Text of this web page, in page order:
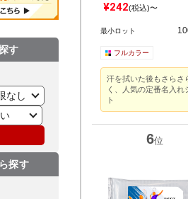
¥242(税込)〜
最小ロット
フルカラー
汗を拭いた後もさらさ
く、人気の定番名入れ
ト
位
す
探す